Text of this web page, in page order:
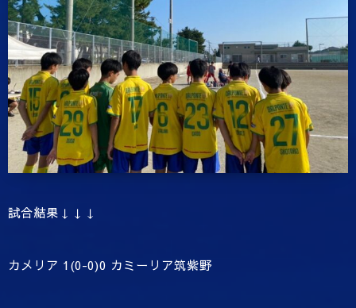
試合結果↓↓↓
カメリア 1(0-0)0 カミーリア筑紫野